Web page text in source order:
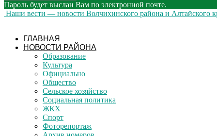
Пароль будет выслан Вам по электронной почте.
Наши вести — новости Волчихинского района и Алтайского
ГЛАВНАЯ
НОВОСТИ РАЙОНА
Образование
Культура
Официально
Общество
Сельское хозяйство
Социальная политика
ЖКХ
Спорт
Фоторепортаж